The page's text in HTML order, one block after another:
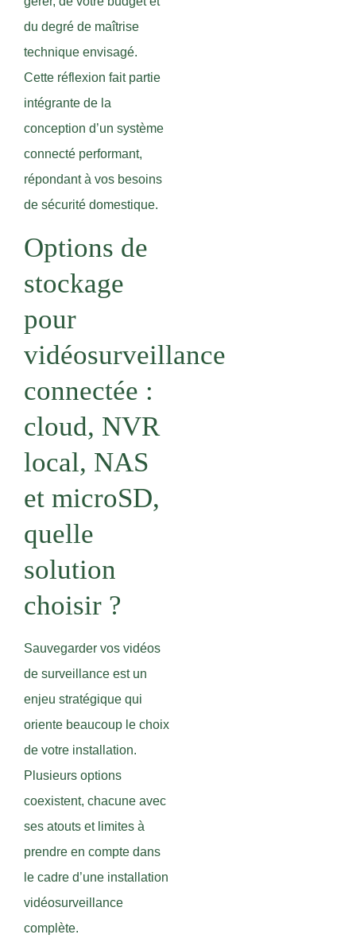
du degré de maîtrise
technique envisagé.
Cette réflexion fait partie
intégrante de la
conception d’un système
connecté performant,
répondant à vos besoins
de sécurité domestique.
Options de
stockage
pour
vidéosurveillance
connectée :
cloud, NVR
local, NAS
et microSD,
quelle
solution
choisir ?
Sauvegarder vos vidéos
de surveillance est un
enjeu stratégique qui
oriente beaucoup le choix
de votre installation.
Plusieurs options
coexistent, chacune avec
ses atouts et limites à
prendre en compte dans
le cadre d’une installation
vidéosurveillance
complète.